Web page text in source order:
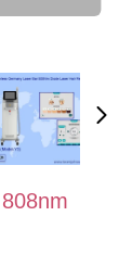
808nm